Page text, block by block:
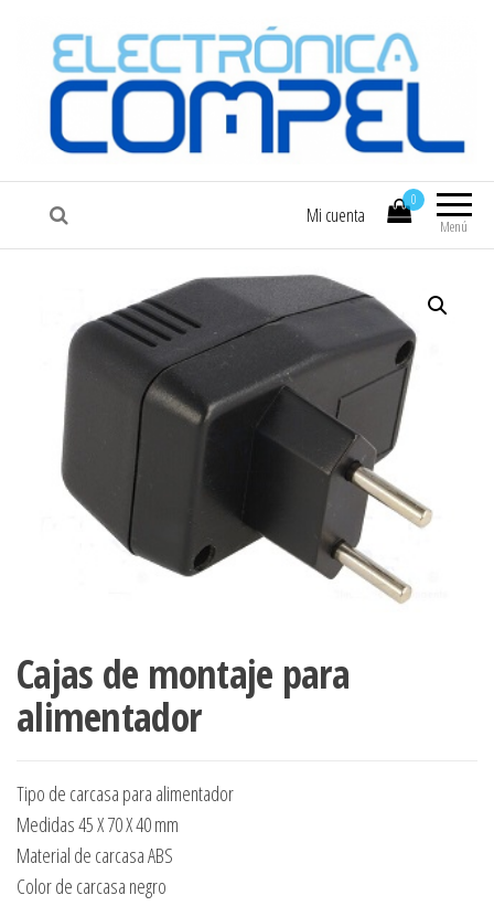
COMPEL Electrónica COMPEL
Menú
0
Mi cuenta
Cajas de montaje para
alimentador
Tipo de carcasa para alimentador
Medidas 45 X 70 X 40 mm
Material de carcasa ABS
Color de carcasa negro